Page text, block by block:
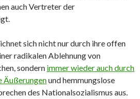
auch Vertreter der
sich nicht nur durch ihre offen
radikalen Ablehnung von
sondern immer wieder auch durch
Äußerungenund hemmungslose
des Nationalsozialismus aus.